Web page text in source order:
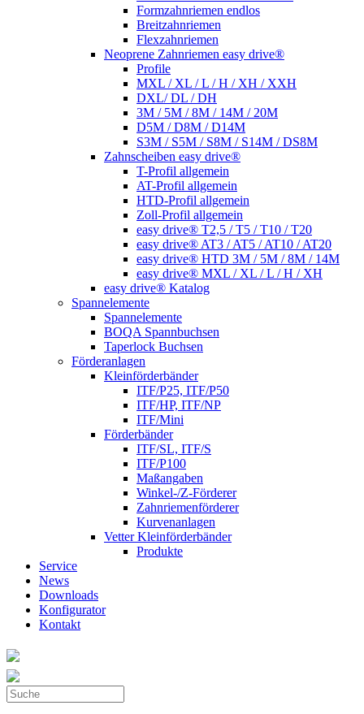
Formzahnriemen endlos
Breitzahnriemen
Flexzahnriemen
Neoprene Zahnriemen easy drive®
Profile
MXL / XL / L / H / XH / XXH
DXL/ DL / DH
3M / 5M / 8M / 14M / 20M
D5M / D8M / D14M
S3M / S5M / S8M / S14M / DS8M
Zahnscheiben easy drive®
T-Profil allgemein
AT-Profil allgemein
HTD-Profil allgemein
Zoll-Profil allgemein
easy drive® T2,5 / T5 / T10 / T20
easy drive® AT3 / AT5 / AT10 / AT20
easy drive® HTD 3M / 5M / 8M / 14M
easy drive® MXL / XL / L / H / XH
easy drive® Katalog
Spannelemente
Spannelemente
BOQA Spannbuchsen
Taperlock Buchsen
Förderanlagen
Kleinförderbänder
ITF/P25, ITF/P50
ITF/HP, ITF/NP
ITF/Mini
Förderbänder
ITF/SL, ITF/S
ITF/P100
Maßangaben
Winkel-/Z-Förderer
Zahnriemenförderer
Kurvenanlagen
Vetter Kleinförderbänder
Produkte
Service
News
Downloads
Konfigurator
Kontakt
Suche